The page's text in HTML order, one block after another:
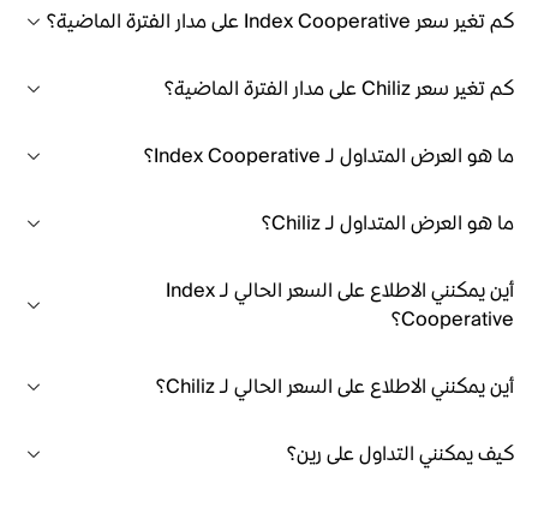
كم تغير سعر Index Cooperative على مدار الفترة الماضية؟
كم تغير سعر Chiliz على مدار الفترة الماضية؟
ما هو العرض المتداول لـ Index Cooperative؟
ما هو العرض المتداول لـ Chiliz؟
أين يمكنني الاطلاع على السعر الحالي لـ Index
Cooperative؟
أين يمكنني الاطلاع على السعر الحالي لـ Chiliz؟
كيف يمكنني التداول على رين؟